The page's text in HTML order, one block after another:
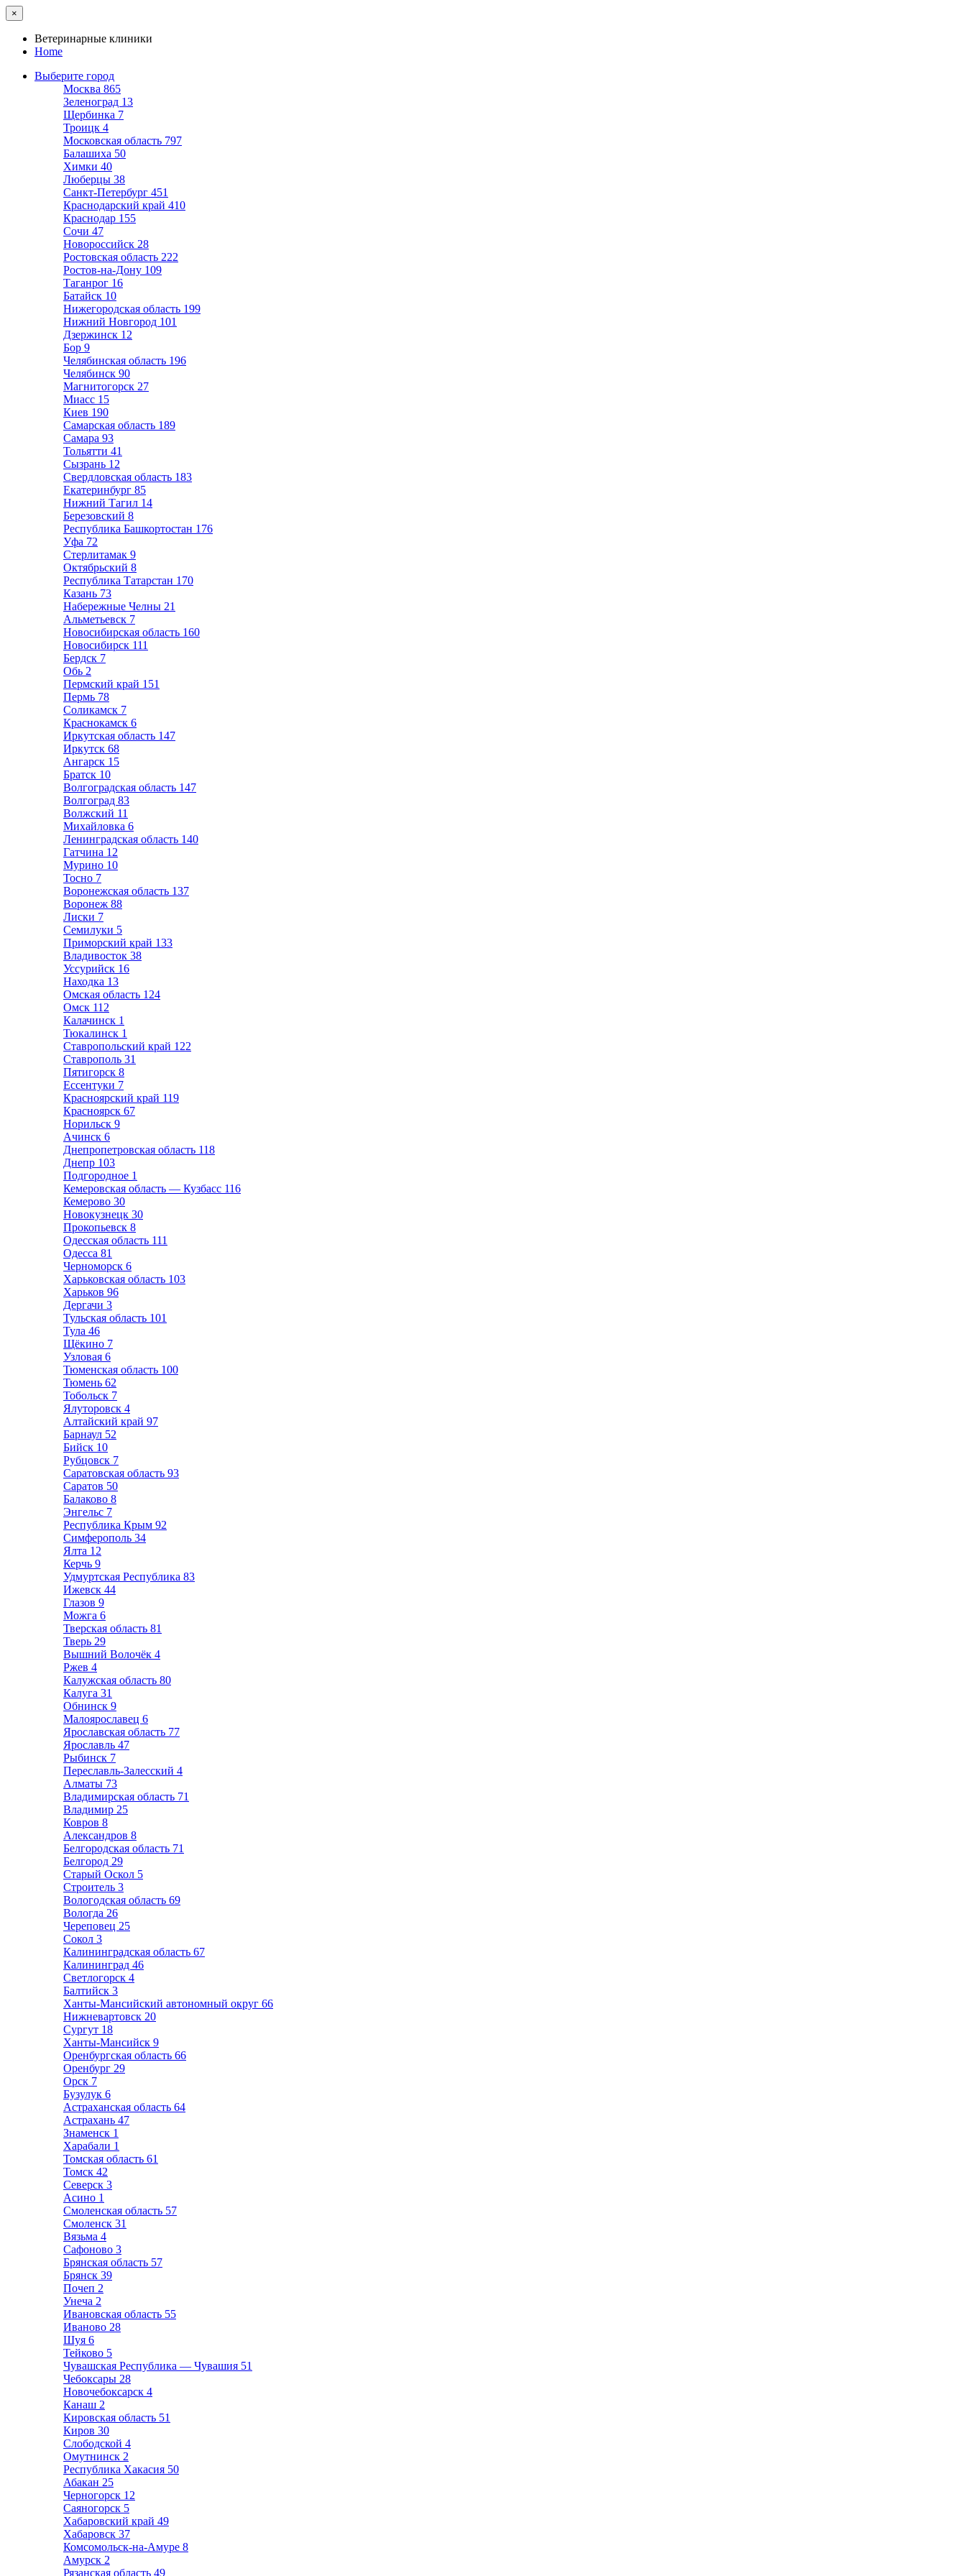
×
Ветеринарные клиники
Home
Выберите город
Москва 865
Зеленоград 13
Щербинка 7
Троицк 4
Московская область 797
Балашиха 50
Химки 40
Люберцы 38
Санкт-Петербург 451
Краснодарский край 410
Краснодар 155
Сочи 47
Новороссийск 28
Ростовская область 222
Ростов-на-Дону 109
Таганрог 16
Батайск 10
Нижегородская область 199
Нижний Новгород 101
Дзержинск 12
Бор 9
Челябинская область 196
Челябинск 90
Магнитогорск 27
Миасс 15
Киев 190
Самарская область 189
Самара 93
Тольятти 41
Сызрань 12
Свердловская область 183
Екатеринбург 85
Нижний Тагил 14
Березовский 8
Республика Башкортостан 176
Уфа 72
Стерлитамак 9
Октябрьский 8
Республика Татарстан 170
Казань 73
Набережные Челны 21
Альметьевск 7
Новосибирская область 160
Новосибирск 111
Бердск 7
Обь 2
Пермский край 151
Пермь 78
Соликамск 7
Краснокамск 6
Иркутская область 147
Иркутск 68
Ангарск 15
Братск 10
Волгоградская область 147
Волгоград 83
Волжский 11
Михайловка 6
Ленинградская область 140
Гатчина 12
Мурино 10
Тосно 7
Воронежская область 137
Воронеж 88
Лиски 7
Семилуки 5
Приморский край 133
Владивосток 38
Уссурийск 16
Находка 13
Омская область 124
Омск 112
Калачинск 1
Тюкалинск 1
Ставропольский край 122
Ставрополь 31
Пятигорск 8
Ессентуки 7
Красноярский край 119
Красноярск 67
Норильск 9
Ачинск 6
Днепропетровская область 118
Днепр 103
Подгородное 1
Кемеровская область — Кузбасс 116
Кемерово 30
Новокузнецк 30
Прокопьевск 8
Одесская область 111
Одесса 81
Черноморск 6
Харьковская область 103
Харьков 96
Дергачи 3
Тульская область 101
Тула 46
Щёкино 7
Узловая 6
Тюменская область 100
Тюмень 62
Тобольск 7
Ялуторовск 4
Алтайский край 97
Барнаул 52
Бийск 10
Рубцовск 7
Саратовская область 93
Саратов 50
Балаково 8
Энгельс 7
Республика Крым 92
Симферополь 34
Ялта 12
Керчь 9
Удмуртская Республика 83
Ижевск 44
Глазов 9
Можга 6
Тверская область 81
Тверь 29
Вышний Волочёк 4
Ржев 4
Калужская область 80
Калуга 31
Обнинск 9
Малоярославец 6
Ярославская область 77
Ярославль 47
Рыбинск 7
Переславль-Залесский 4
Алматы 73
Владимирская область 71
Владимир 25
Ковров 8
Александров 8
Белгородская область 71
Белгород 29
Старый Оскол 5
Строитель 3
Вологодская область 69
Вологда 26
Череповец 25
Сокол 3
Калининградская область 67
Калининград 46
Светлогорск 4
Балтийск 3
Ханты-Мансийский автономный округ 66
Нижневартовск 20
Сургут 18
Ханты-Мансийск 9
Оренбургская область 66
Оренбург 29
Орск 7
Бузулук 6
Астраханская область 64
Астрахань 47
Знаменск 1
Харабали 1
Томская область 61
Томск 42
Северск 3
Асино 1
Смоленская область 57
Смоленск 31
Вязьма 4
Сафоново 3
Брянская область 57
Брянск 39
Почеп 2
Унеча 2
Ивановская область 55
Иваново 28
Шуя 6
Тейково 5
Чувашская Республика — Чувашия 51
Чебоксары 28
Новочебоксарск 4
Канаш 2
Кировская область 51
Киров 30
Слободской 4
Омутнинск 2
Республика Хакасия 50
Абакан 25
Черногорск 12
Саяногорск 5
Хабаровский край 49
Хабаровск 37
Комсомольск-на-Амуре 8
Амурск 2
Рязанская область 49